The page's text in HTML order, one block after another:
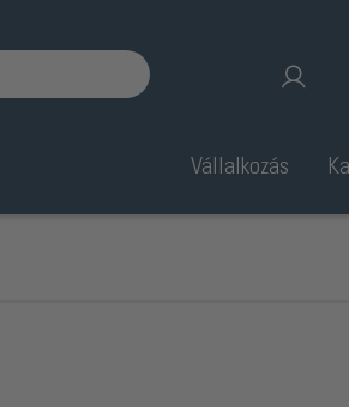
Vállalkozás